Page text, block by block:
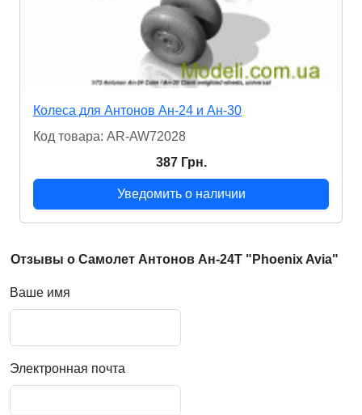
Колеса для Антонов Ан-24 и Ан-30
Код товара: AR-AW72028
387 Грн.
Уведомить о наличии
Отзывы о Самолет Антонов Ан-24T "Phoenix Avia"
Ваше имя
Электронная почта